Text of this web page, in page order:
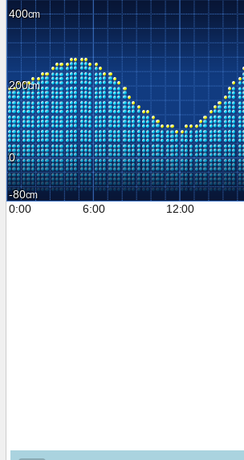
400
200
0
-80
0:00
6:00 12:00